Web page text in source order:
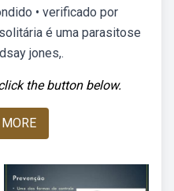
• verificado por
é uma parasitose
jones,.
the button below.